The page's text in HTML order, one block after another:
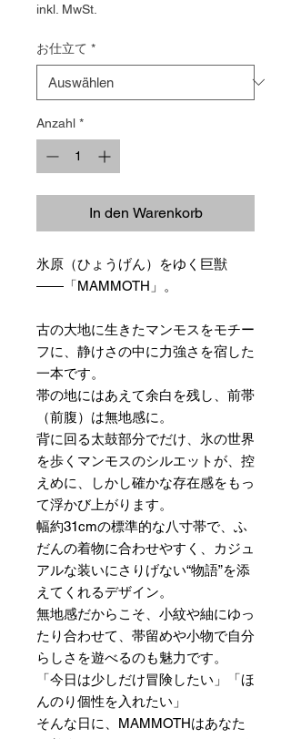
inkl. MwSt.
お仕立て *
Anzahl *
In den Warenkorb
氷原（ひょうげん）をゆく巨獣
――「MAMMOTH」。
古の大地に生きたマンモスをモチー
フに、静けさの中に力強さを宿した
一本です。
帯の地にはあえて余白を残し、前帯
（前腹）は無地感に。
背に回る太鼓部分でだけ、氷の世界
を歩くマンモスのシルエットが、控
えめに、しかし確かな存在感をもっ
て浮かび上がります。
幅約31cmの標準的な八寸帯で、ふ
だんの着物に合わせやすく、カジュ
アルな装いにさりげない“物語”を添
えてくれるデザイン。
無地感だからこそ、小紋や紬にゆっ
たり合わせて、帯留めや小物で自分
らしさを遊べるのも魅力です。
「今日は少しだけ冒険したい」「ほ
んのり個性を入れたい」
そんな日に、MAMMOTHはあなた